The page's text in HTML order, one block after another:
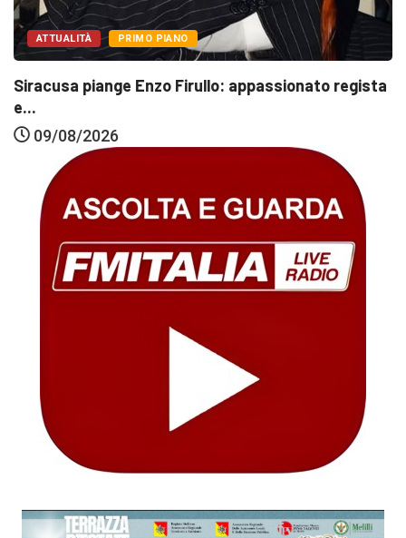
ATTUALITÀ PRIMO PIANO
Siracusa piange Enzo Firullo: appassionato regista
e...
09/08/2026